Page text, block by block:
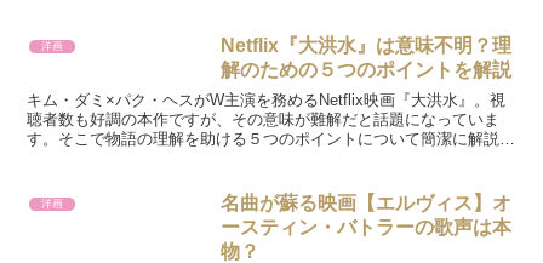
洋画
Netflix『大洪水』は意味不明？理
解のための５つのポイントを解説
キム・ダミ×パク・ヘスがW主演を務めるNetflix映画『大洪水』。視
聴者数も好調の本作ですが、その意味が難解だと話題になっていま
す。そこで物語の理解を助ける５つのポイントについて簡潔に解説し
洋画
名曲が蘇る映画【エルヴィス】オ
ースティン・バトラーの歌声は本
物？